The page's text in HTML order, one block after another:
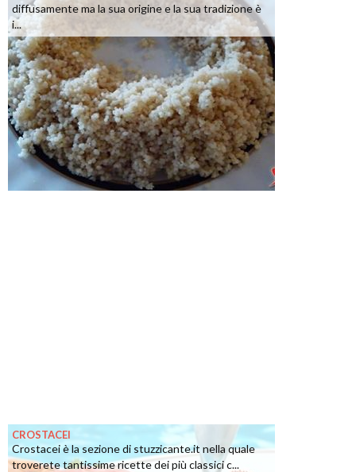
diffusamente ma la sua origine e la sua tradizione è
i...
CROSTACEI
Crostacei è la sezione di stuzzicante.it nella quale
troverete tantissime ricette dei più classici c...